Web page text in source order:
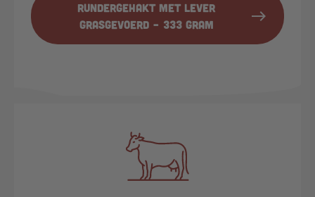
Rundergehakt met lever
Grasgevoerd – 333 gram
east